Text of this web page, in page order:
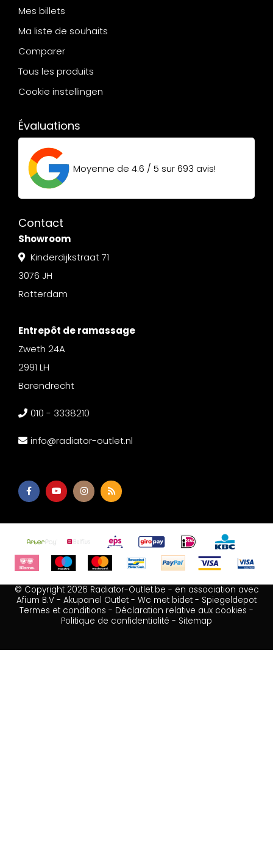
Mes billets
Ma liste de souhaits
Comparer
Tous les produits
Cookie instellingen
Évaluations
Moyenne de 4.6 / 5 sur693 avis!
Contact
Showroom
Kinderdijkstraat 71
3076 JH
Rotterdam
Entrepôt de ramassage
Zweth 24A
2991 LH
Barendrecht
010 - 3338210
info@radiator-outlet.nl
© Copyright 2026 Radiator-Outlet.be - en association avec
Afium B.V - Akupanel Outlet - Wc met bidet - Spiegeldepot
Termes et conditions - Déclaration relative aux cookies -
Politique de confidentialité - Sitemap